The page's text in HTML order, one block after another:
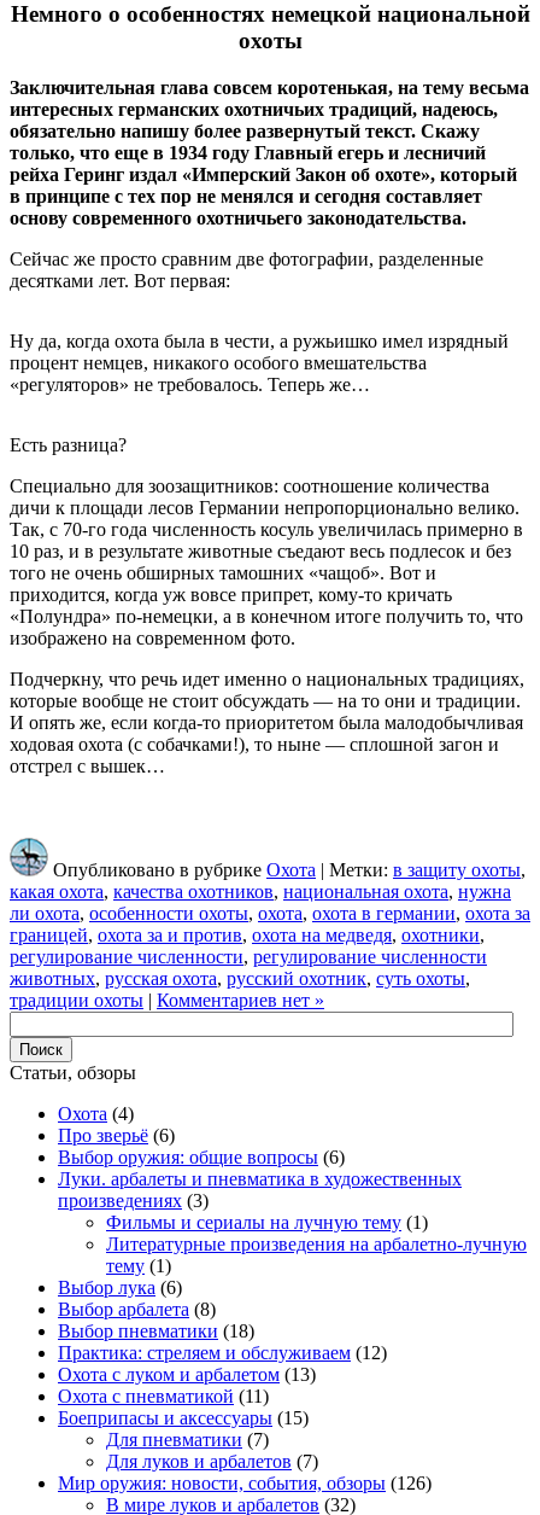
Немного о особенностях немецкой национальной
охоты
Заключительная глава совсем коротенькая, на тему весьма
интересных германских охотничьих традиций, надеюсь,
обязательно напишу более развернутый текст. Скажу
только, что еще в 1934 году Главный егерь и лесничий
рейха Геринг издал «Имперский Закон об охоте», который
в принципе с тех пор не менялся и сегодня составляет
основу современного охотничьего законодательства.
Сейчас же просто сравним две фотографии, разделенные
десятками лет. Вот первая:
Ну да, когда охота была в чести, а ружьишко имел изрядный
процент немцев, никакого особого вмешательства
«регуляторов» не требовалось. Теперь же…
Есть разница?
Специально для зоозащитников: соотношение количества
дичи к площади лесов Германии непропорционально велико.
Так, с 70-го года численность косуль увеличилась примерно в
10 раз, и в результате животные съедают весь подлесок и без
того не очень обширных тамошних «чащоб». Вот и
приходится, когда уж вовсе припрет, кому-то кричать
«Полундра» по-немецки, а в конечном итоге получить то, что
изображено на современном фото.
Подчеркну, что речь идет именно о национальных традициях,
которые вообще не стоит обсуждать — на то они и традиции.
И опять же, если когда-то приоритетом была малодобычливая
ходовая охота (с собачками!), то ныне — сплошной загон и
отстрел с вышек…
Опубликовано в рубрике Охота | Метки: в защиту охоты,
какая охота, качества охотников, национальная охота, нужна
ли охота, особенности охоты, охота, охота в германии, охота за
границей, охота за и против, охота на медведя, охотники,
регулирование численности, регулирование численности
животных, русская охота, русский охотник, суть охоты,
традиции охоты | Комментариев нет »
Статьи, обзоры
Охота (4)
Про зверьё (6)
Выбор оружия: общие вопросы (6)
Луки. арбалеты и пневматика в художественных
произведениях (3)
Фильмы и сериалы на лучную тему (1)
Литературные произведения на арбалетно-лучную
тему (1)
Выбор лука (6)
Выбор арбалета (8)
Выбор пневматики (18)
Практика: стреляем и обслуживаем (12)
Охота с луком и арбалетом (13)
Охота с пневматикой (11)
Боеприпасы и аксессуары (15)
Для пневматики (7)
Для луков и арбалетов (7)
Мир оружия: новости, события, обзоры (126)
В мире луков и арбалетов (32)